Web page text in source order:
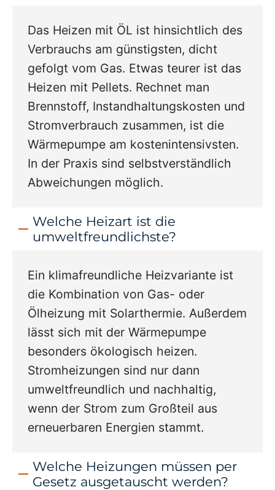
Das Heizen mit ÖL ist hinsichtlich des
Verbrauchs am günstigsten, dicht
gefolgt vom Gas. Etwas teurer ist das
Heizen mit Pellets. Rechnet man
Brennstoff, Instandhaltungskosten und
Stromverbrauch zusammen, ist die
Wärmepumpe am kostenintensivsten.
In der Praxis sind selbstverständlich
Abweichungen möglich.
Welche Heizart ist die
umweltfreundlichste?
Ein klimafreundliche Heizvariante ist
die Kombination von Gas- oder
Ölheizung mit Solarthermie. Außerdem
lässt sich mit der Wärmepumpe
besonders ökologisch heizen.
Stromheizungen sind nur dann
umweltfreundlich und nachhaltig,
wenn der Strom zum Großteil aus
erneuerbaren Energien stammt.
Welche Heizungen müssen per
Gesetz ausgetauscht werden?